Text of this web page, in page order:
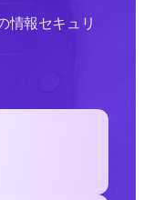
情報セキュリ